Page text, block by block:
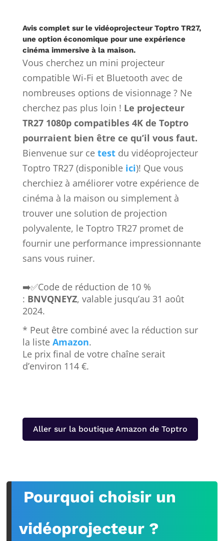
Avis complet sur le vidéoprojecteurToptro TR27,
une option économique pour une expérience
cinéma immersive à la maison.
Vous cherchez un mini projecteur
compatible Wi-Fi et Bluetooth avec de
nombreuses options de visionnage ? Ne
cherchez pas plus loin ! Le projecteur
TR27 1080p compatibles 4K de Toptro
pourraient bien être ce qu’il vous faut.
Bienvenue sur ce testdu vidéoprojecteur
Toptro TR27 (disponible ici)! Que vous
cherchiez à améliorer votre expérience de
cinéma à la maison ou simplement à
trouver une solution de projection
polyvalente, le Toptro TR27 promet de
fournir une performance impressionnante
sans vous ruiner.
➡️✅Code de réduction de 10 %
: BNVQNEYZ, valable jusqu’au 31 août
2024.
* Peut être combiné avec la réduction sur
la liste Amazon.
Le prix final de votre chaîne serait
d’environ 114 €.
Aller sur la boutique Amazon de Toptro
Pourquoi choisir un
vidéoprojecteur ?